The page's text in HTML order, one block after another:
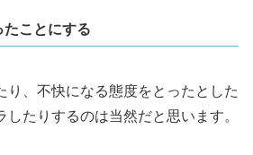
ことにする
り、不快になる態度をとったとした
したりするのは当然だと思います。